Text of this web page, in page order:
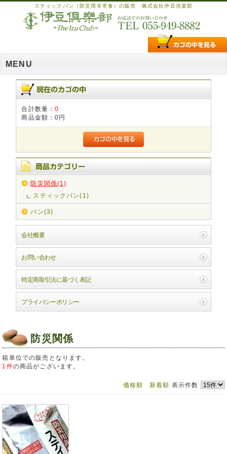
スティックパン（防災用非常食）の販売 株式会社伊豆倶楽部
MENU
合計数量：0
商品金額：0円
防災関係(1)
スティックパン(1)
パン(3)
会社概要
お問い合わせ
特定商取引法に基づく表記
プライバシーポリシー
防災関係
箱単位での販売となります。
1件の商品がございます。
価格順 新着順 表示件数